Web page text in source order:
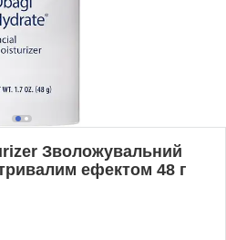
Зволожувальний
ефектом 48 г